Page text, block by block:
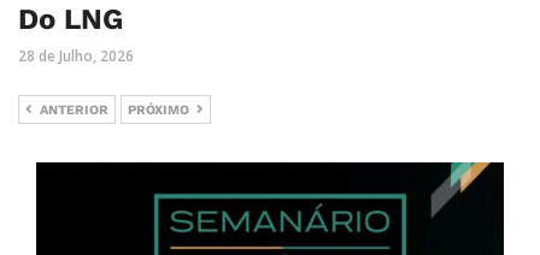
Do LNG
28 de Julho, 2026
ANTERIOR PRÓXIMO